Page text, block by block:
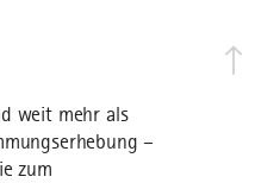
weit mehr als
–
zum